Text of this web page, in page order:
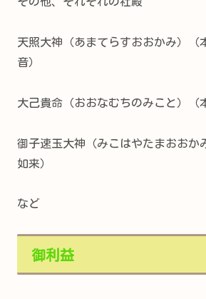
天照大神（あまてらすおおかみ）（
音）
大己貴命（おおなむちのみこと）（
御子速玉大神（みこはやたまおおか
如来）
など
御利益